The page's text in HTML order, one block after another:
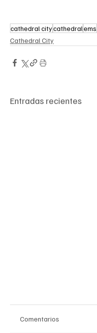
cathedral citycathedralems
Cathedral City
Entradas recientes
Comentarios